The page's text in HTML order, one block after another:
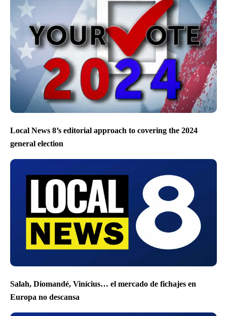
Local News 8’s editorial approach to covering the 2024
general election
Salah, Diomandé, Vinícius… el mercado de fichajes en
Europa no descansa